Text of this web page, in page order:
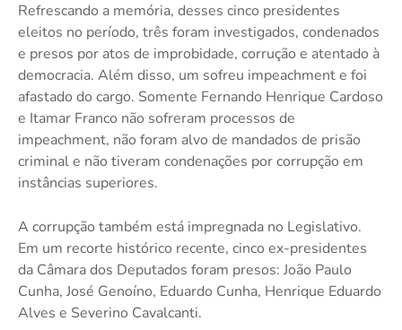
Refrescando a memória, desses cinco presidentes
eleitos no período, três foram investigados, condenados
e presos por atos de improbidade, corrução e atentado à
democracia. Além disso, um sofreu impeachment e foi
afastado do cargo. Somente Fernando Henrique Cardoso
e Itamar Franco não sofreram processos de
impeachment, não foram alvo de mandados de prisão
criminal e não tiveram condenações por corrupção em
instâncias superiores.
A corrupção também está impregnada no Legislativo.
Em um recorte histórico recente, cinco ex-presidentes
da Câmara dos Deputados foram presos: João Paulo
Cunha, José Genoíno, Eduardo Cunha, Henrique Eduardo
Alves e Severino Cavalcanti.